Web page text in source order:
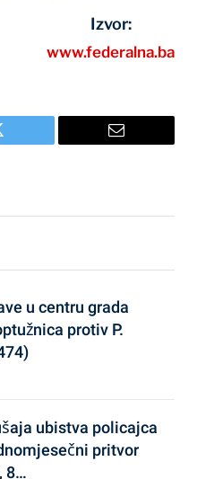
Izvor:
www.federalna.ba
Email
u centru grada
protiv P.
ubistva policajca
pritvor
8…